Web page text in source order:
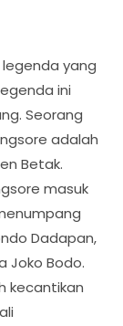
yang
ini
Seorang
adalah
Betak.
masuk
Dadapan,
Joko Bodo.
kecantikan